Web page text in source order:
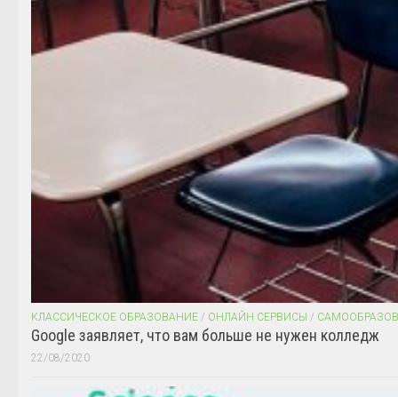
КЛАССИЧЕСКОЕ ОБРАЗОВАНИЕ / ОНЛАЙН СЕРВИСЫ /
Google заявляет, что вам больше не нужен колледж
22/08/2020